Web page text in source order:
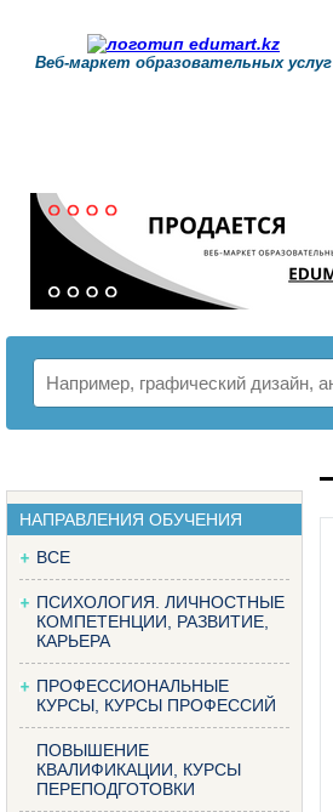
Веб-маркет образовательных услуг
НАПРАВЛЕНИЯ ОБУЧЕНИЯ
ВСЕ
ПСИХОЛОГИЯ. ЛИЧНОСТНЫЕ
КОМПЕТЕНЦИИ, РАЗВИТИЕ,
КАРЬЕРА
ПРОФЕССИОНАЛЬНЫЕ
КУРСЫ, КУРСЫ ПРОФЕССИЙ
ПОВЫШЕНИЕ
КВАЛИФИКАЦИИ, КУРСЫ
ПЕРЕПОДГОТОВКИ